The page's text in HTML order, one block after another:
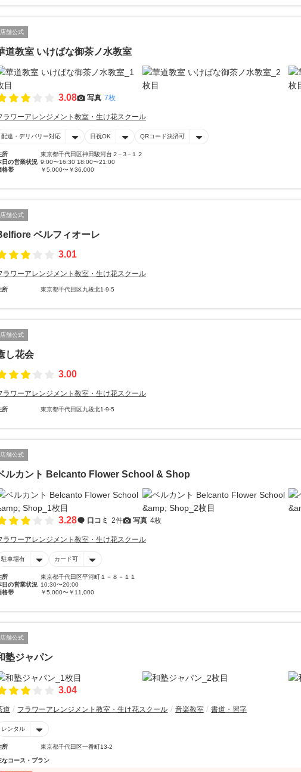
店舗公式
道教室 いけばな御茶ノ水教室
3.08 写真 7枚
ラワーアレンジメント教室・生け花スクール
配達・デリバリー対応 日祝OK QRコード決済可
所
東京都千代田区神田駿河台２−３−１２
日の営業状況 9:00〜16:30 18:00〜21:00
格帯
￥5,000〜￥36,000
店舗公式
ベルフィオーレ
3.01
ラワーアレンジメント教室・生け花スクール
所 東京都千代田区九段北1-9-5
店舗公式
し花会
3.00
ラワーアレンジメント教室・生け花スクール
所 東京都千代田区九段北1-9-5
店舗公式
ルカント Belcanto Flower School & Shop
3.28 口コミ 2件 写真 4枚
ラワーアレンジメント教室・生け花スクール
駐車場有 カード可
所
東京都千代田区平河町１－８－１１
日の営業状況 10:30〜20:00
格帯
￥5,000〜￥11,000
店舗公式
塾ジャパン
3.04
道 フラワーアレンジメント教室・生け花スクール 音楽教室 書道・習字
レンタル
所 東京都千代田区一番町13-2
なコース・プラン